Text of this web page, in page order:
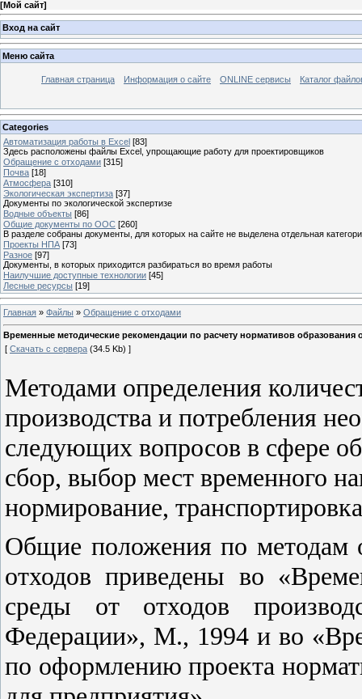
[Мой сайт]
Вход на сайт
Меню сайта
Главная страница Информация о сайте ONLINE сервисы Каталог
Categories
Автоматизация работы в Excel [83]
Здесь расположены файлы Excel, упрощающие работу для проектировщиков
Обращение с отходами [315]
Почва [18]
Атмосфера [310]
Экологическая экспертиза [37]
Документы по экологической экспертизе
Водные объекты [86]
Общие документы по ООС [260]
В разделе собраны документы, для которых на сайте не выделена отдельная
Проекты НПА [73]
Разное [97]
Документы, в которых приходится разбираться во время работы
Наилучшие доступные технологии [45]
Лесные ресурсы [19]
Главная » Файлы » Обращение с отходами
Временные методические рекомендации по расчету нормативов образования
[ Скачать с сервера (34.5 Kb) ]
Методами определения
производства и потребления
следующих вопросов в сфере
сбор, выбор мест временного
нормирование,
Общие положения по методам
отходов приведены во
среды от отходов
Федерации», М., 1994 и во
по оформлению проекта